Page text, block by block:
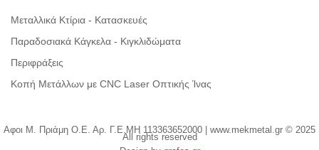
Μεταλλικά Κτίρια - Κατασκευές
Παραδοσιακά Κάγκελα - Κιγκλιδώματα
Περιφράξεις
Κοπή Μετάλλων με CNC Laser Οπτικής Ίνας
Αφοι Μ. Πριάμη Ο.Ε. Αρ. Γ.Ε.ΜΗ 113363652000 | www.mekmetal.gr © 2025
All rights reserved